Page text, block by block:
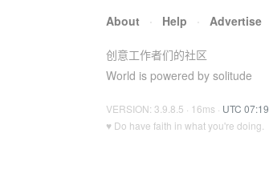
About · Help · Advertise
创意工作者们的社区
World is powered by solitude
VERSION: 3.9.8.5 · 16ms · UTC 07:19
♥ Do have faith in what you're doing.